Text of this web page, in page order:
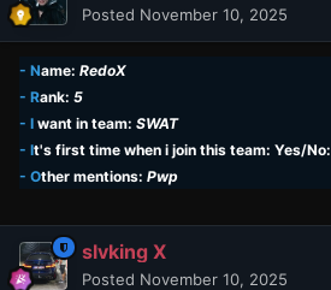
Posted November 10, 2025
- Name: RedoX
- Rank: 5
- I want in team: SWAT
- It's first time when i join this team: Yes/No:
- Other mentions: Pwp
slvking X
Posted November 10, 2025